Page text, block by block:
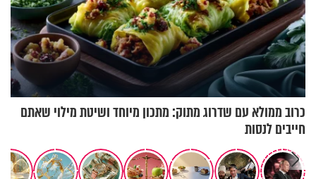
כרוב ממולא עם שדרוג מתוק: מתכון מיוחד ושיטת מילוי שאתם
חייבים לנסות